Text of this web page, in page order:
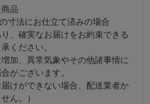
品
寸法にお仕立て済みの場合
、確実なお届けをお約束できる
ください。
加、異常気象やその他諸事情に
がございます。
けができない場合、配送業者か
ん。）